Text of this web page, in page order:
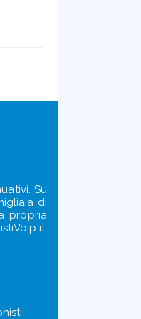
Su
di
propria